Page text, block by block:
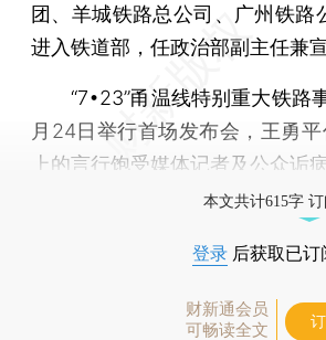
团、羊城铁路总公司、广州铁路
进入铁道部，任政治部副主任兼
“7•23”甬温线特别重大铁路
月24日举行首场发布会，王勇
上的言行饱受媒体记者及公众诟
本文共计615字
登录 后获取已
财新通会员
可畅读全文